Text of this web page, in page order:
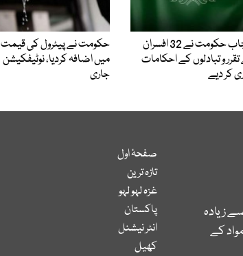
پنجاب حکومت نے 32 افسران
و تبادلوں کے احکامات
کر دیے
حکومت نے پیٹرول کی قیمت
میں اضافہ کردیا، نوٹیفکیشن
جاری
زیادہ
کے
صفحۂ اول
تازہ ترین
غزہ لہو لہو
پاکستان
انٹر نیشنل
کھیل